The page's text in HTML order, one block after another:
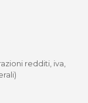
redditi, iva,